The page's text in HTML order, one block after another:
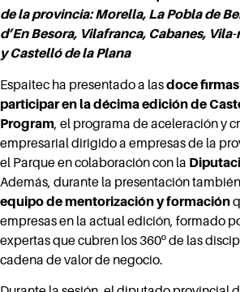
de la provincia: Morella, La Pobla de
d’En Besora, Vilafranca, Cabanes,
y Castelló de la Plana
Espaitec ha presentado a lasdoce
participar en la décima edición de
Program, el programa de aceleración y
empresarial dirigido a empresas de la
el Parque en colaboración con la
Además, durante la presentación
equipo de mentorización y formación
empresas en la actual edición, formado
expertas que cubren los 360º de las
cadena de valor de negocio.